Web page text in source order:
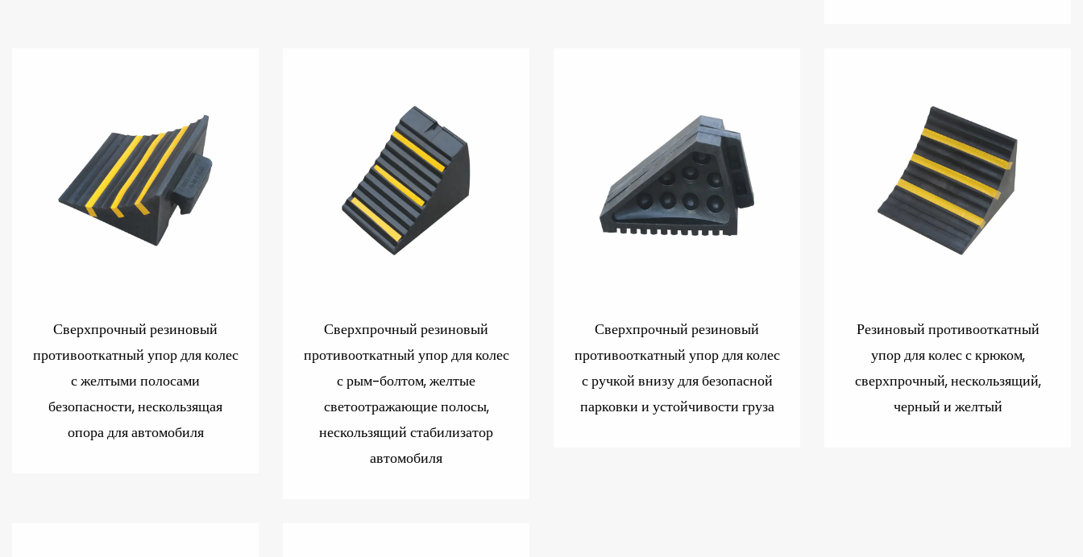
Сверхпрочный резиновый
противооткатный упор для колес
с желтыми полосами
безопасности, нескользящая
опора для автомобиля
Сверхпрочный резиновый
противооткатный упор для колес
с рым-болтом, желтые
светоотражающие полосы,
нескользящий стабилизатор
автомобиля
Сверхпрочный резиновый
противооткатный упор для колес
с ручкой внизу для безопасной
парковки и устойчивости груза
Резиновый противооткатный
упор для колес с крюком,
сверхпрочный, нескользящий,
черный и желтый